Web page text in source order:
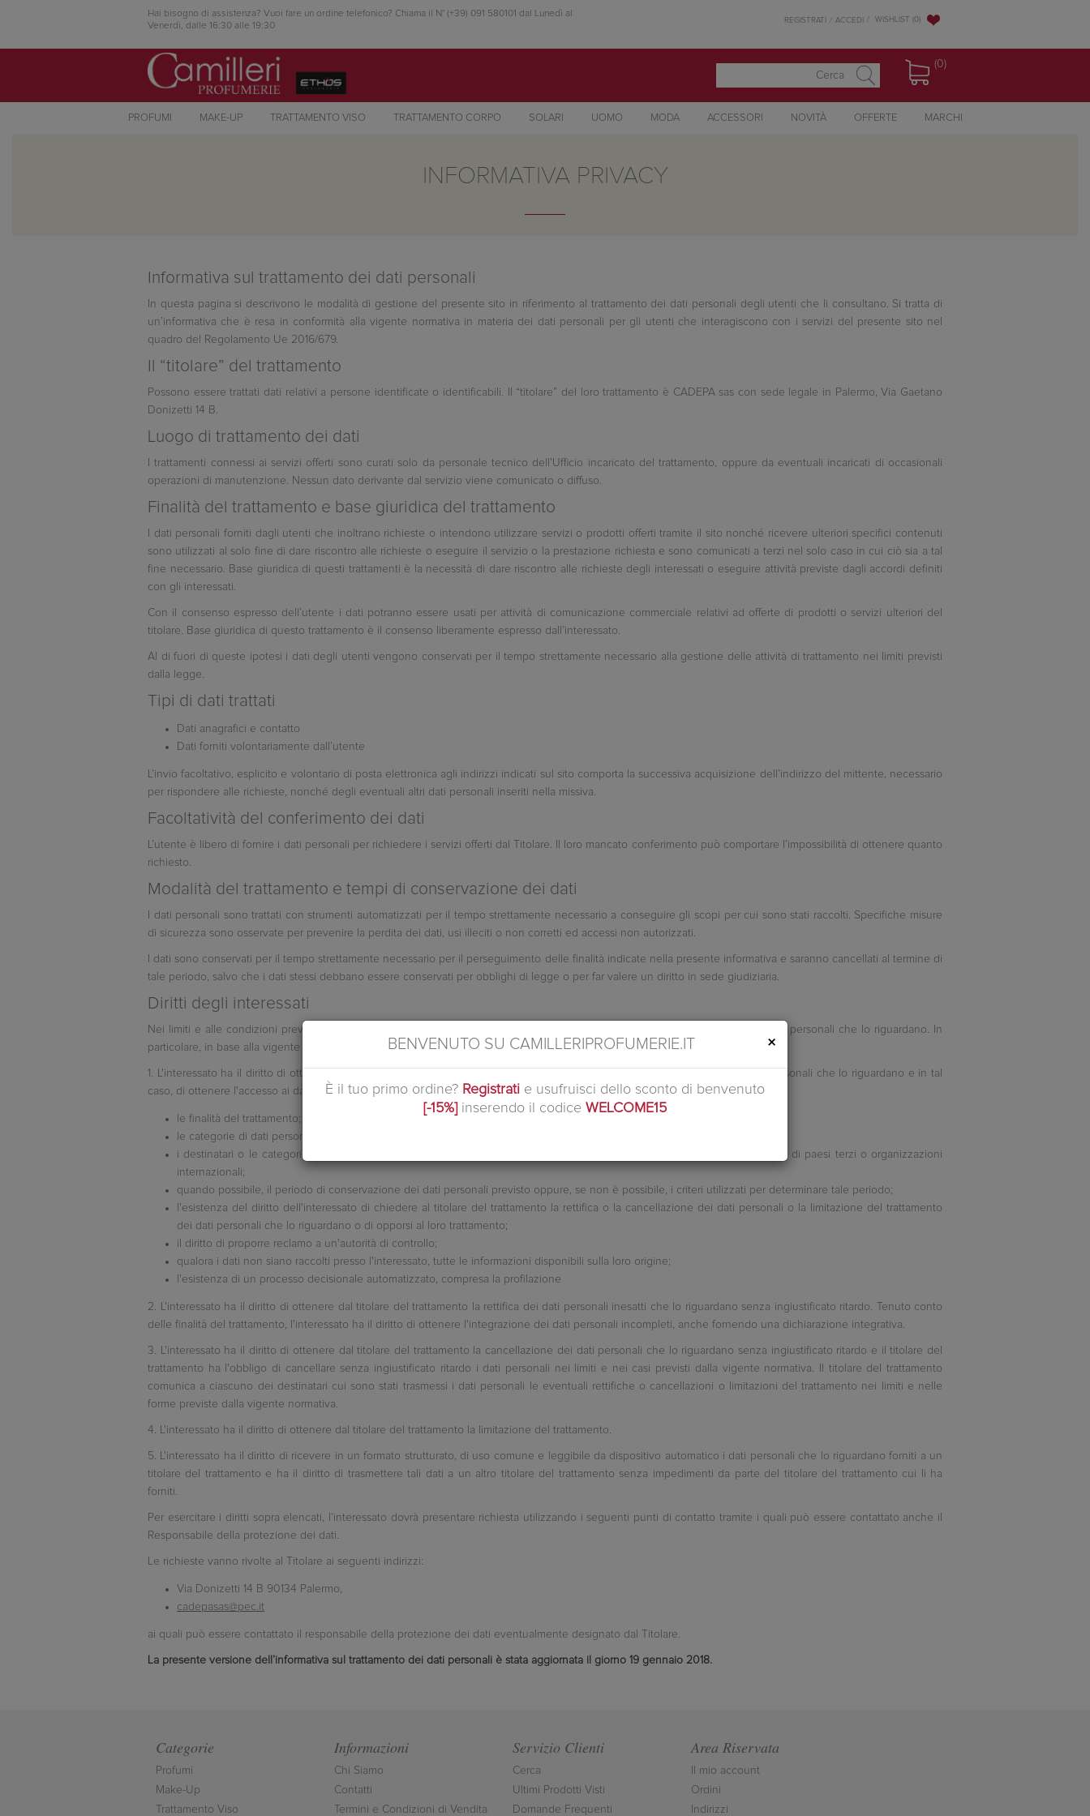
Hai bisogno di assistenza? Vuoi fare un ordine telefonico? Chiama il N° (+39) 091 580101 dal Lunedì al
Venerdì, dalle 16:30 alle 19:30
REGISTRATI ACCEDI WISHLIST (0)
(0)
PROFUMI MAKE-UP TRATTAMENTO VISO TRATTAMENTO CORPO SOLARI UOMO MODA ACCESSORI NOVITÀ OFFERTE MARCHI
INFORMATIVA PRIVACY
Informativa sul trattamento dei dati personali
In questa pagina si descrivono le modalità di gestione del presente sito in riferimento al trattamento dei dati personali degli utenti che li consultano. Si tratta di
un’informativa che è resa in conformità alla vigente normativa in materia dei dati personali per gli utenti che interagiscono con i servizi del presente sito nel
quadro del Regolamento Ue 2016/679.
Il “titolare” del trattamento
Possono essere trattati dati relativi a persone identificate o identificabili. Il “titolare” del loro trattamento è CADEPA sas con sede legale in Palermo, Via Gaetano
Donizetti 14 B.
Luogo di trattamento dei dati
I trattamenti connessi ai servizi offerti sono curati solo da personale tecnico dell’Ufficio incaricato del trattamento, oppure da eventuali incaricati di occasionali
operazioni di manutenzione. Nessun dato derivante dal servizio viene comunicato o diffuso.
Finalità del trattamento e base giuridica del trattamento
I dati personali forniti dagli utenti che inoltrano richieste o intendono utilizzare servizi o prodotti offerti tramite il sito nonché ricevere ulteriori specifici contenuti
sono utilizzati al solo fine di dare riscontro alle richieste o eseguire il servizio o la prestazione richiesta e sono comunicati a terzi nel solo caso in cui ciò sia a tal
fine necessario. Base giuridica di questi trattamenti è la necessità di dare riscontro alle richieste degli interessati o eseguire attività previste dagli accordi definiti
con gli interessati.
Con il consenso espresso dell’utente i dati potranno essere usati per attività di comunicazione commerciale relativi ad offerte di prodotti o servizi ulteriori del
titolare. Base giuridica di questo trattamento è il consenso liberamente espresso dall’interessato.
Al di fuori di queste ipotesi i dati degli utenti vengono conservati per il tempo strettamente necessario alla gestione delle attività di trattamento nei limiti previsti
dalla legge.
Tipi di dati trattati
Dati anagrafici e contatto
Dati forniti volontariamente dall’utente
L’invio facoltativo, esplicito e volontario di posta elettronica agli indirizzi indicati sul sito comporta la successiva acquisizione dell’indirizzo del mittente, necessario
per rispondere alle richieste, nonché degli eventuali altri dati personali inseriti nella missiva.
Facoltatività del conferimento dei dati
L’utente è libero di fornire i dati personali per richiedere i servizi offerti dal Titolare. Il loro mancato conferimento può comportare l’impossibilità di ottenere quanto
richiesto.
Modalità del trattamento e tempi di conservazione dei dati
I dati personali sono trattati con strumenti automatizzati per il tempo strettamente necessario a conseguire gli scopi per cui sono stati raccolti. Specifiche misure
di sicurezza sono osservate per prevenire la perdita dei dati, usi illeciti o non corretti ed accessi non autorizzati.
I dati sono conservati per il tempo strettamente necessario per il perseguimento delle finalità indicate nella presente informativa e saranno cancellati al termine di
tale periodo, salvo che i dati stessi debbano essere conservati per obblighi di legge o per far valere un diritto in sede giudiziaria.
Diritti degli interessati
Nei limiti e alle condizioni previste dalla legge, il titolare ha l’obbligo di rispondere alle richieste dell’interessato in merito ai dati personali che lo riguardano. In
particolare, in base alla vigente normativa:
1. L'interessato ha il diritto di ottenere dal titolare del trattamento la conferma che sia o meno in corso un trattamento di dati personali che lo riguardano e in tal
caso, di ottenere l'accesso ai dati personali e alle seguenti informazioni:
le finalità del trattamento;
le categorie di dati personali in questione;
i destinatari o le categorie di destinatari a cui i dati personali sono stati o saranno comunicati, in particolare se destinatari di paesi terzi o organizzazioni
internazionali;
quando possibile, il periodo di conservazione dei dati personali previsto oppure, se non è possibile, i criteri utilizzati per determinare tale periodo;
l'esistenza del diritto dell'interessato di chiedere al titolare del trattamento la rettifica o la cancellazione dei dati personali o la limitazione del trattamento
dei dati personali che lo riguardano o di opporsi al loro trattamento;
il diritto di proporre reclamo a un'autorità di controllo;
qualora i dati non siano raccolti presso l'interessato, tutte le informazioni disponibili sulla loro origine;
l'esistenza di un processo decisionale automatizzato, compresa la profilazione
2. L'interessato ha il diritto di ottenere dal titolare del trattamento la rettifica dei dati personali inesatti che lo riguardano senza ingiustificato ritardo. Tenuto conto
delle finalità del trattamento, l'interessato ha il diritto di ottenere l'integrazione dei dati personali incompleti, anche fornendo una dichiarazione integrativa.
3. L'interessato ha il diritto di ottenere dal titolare del trattamento la cancellazione dei dati personali che lo riguardano senza ingiustificato ritardo e il titolare del
trattamento ha l'obbligo di cancellare senza ingiustificato ritardo i dati personali nei limiti e nei casi previsti dalla vigente normativa. Il titolare del trattamento
comunica a ciascuno dei destinatari cui sono stati trasmessi i dati personali le eventuali rettifiche o cancellazioni o limitazioni del trattamento nei limiti e nelle
forme previste dalla vigente normativa.
4. L'interessato ha il diritto di ottenere dal titolare del trattamento la limitazione del trattamento.
5. L'interessato ha il diritto di ricevere in un formato strutturato, di uso comune e leggibile da dispositivo automatico i dati personali che lo riguardano forniti a un
titolare del trattamento e ha il diritto di trasmettere tali dati a un altro titolare del trattamento senza impedimenti da parte del titolare del trattamento cui li ha
forniti.
Per esercitare i diritti sopra elencati, l’interessato dovrà presentare richiesta utilizzando i seguenti punti di contatto tramite i quali può essere contattato anche il
Responsabile della protezione dei dati.
Le richieste vanno rivolte al Titolare ai seguenti indirizzi:
Via Donizetti 14 B 90134 Palermo,
cadepasas@pec.it
ai quali può essere contattato il responsabile della protezione dei dati eventualmente designato dal Titolare.
La presente versione dell’informativa sul trattamento dei dati personali è stata aggiornata il giorno 19 gennaio 2018.
Categorie
Profumi
Make-Up
Trattamento Viso
Informazioni
Chi Siamo
Contatti
Termini e Condizioni di Vendita
Servizio Clienti
Cerca
Ultimi Prodotti Visti
Domande Frequenti
Area Riservata
Il mio account
Ordini
Indirizzi
BENVENUTO SU CAMILLERIPROFUMERIE.IT ×
È il tuo primo ordine? Registrati e usufruisci dello sconto di benvenuto
[-15%] inserendo il codice WELCOME15